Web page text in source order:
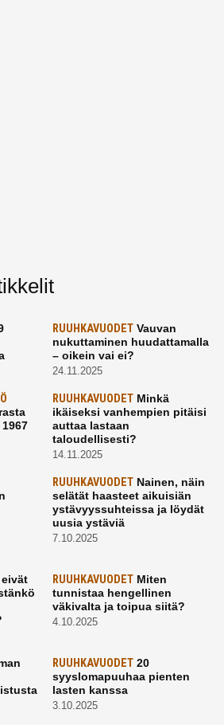
RUUHKAVUODETVauvan
nukuttaminen huudattamalla
– oikein vai ei?
24.11.2025
RUUHKAVUODETMinkä
ikäiseksi vanhempien pitäisi
auttaa lastaan
taloudellisesti?
14.11.2025
RUUHKAVUODETNainen, näin
selätät haasteet aikuisiän
ystävyyssuhteissa ja löydät
uusia ystäviä
7.10.2025
RUUHKAVUODETMiten
tunnistaa hengellinen
väkivalta ja toipua siitä?
4.10.2025
RUUHKAVUODET20
syyslomapuuhaa pienten
lasten kanssa
3.10.2025